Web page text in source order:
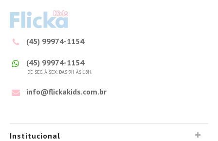
(45) 99974-1154
(45) 99974-1154
DE SEG. À SEX. DAS 9H ÀS 18H.
info@flickakids.com.br
Institucional